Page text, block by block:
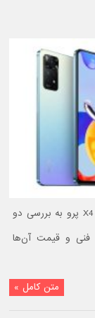
در اینجا با مقایسه شیائومی ردمی نوت ۱۱ پرو با پوکو X4 پرو به بررسی دو
فنی و قیمت آن‌ها
متن کامل »